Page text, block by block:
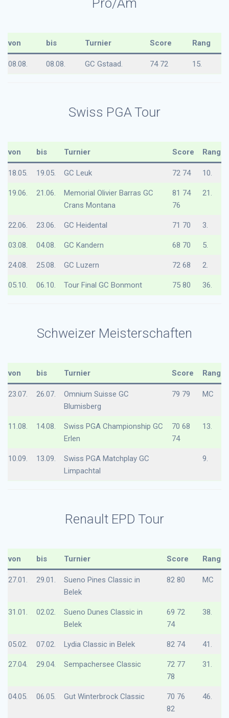
von bis Turnier Score Rang
08.08. 08.08. GC Gstaad. 74 72 15.
Swiss PGA Tour
von bis Turnier Score Rang
18.05. 19.05. GC Leuk 72 74 10.
19.06. 21.06.
Memorial Olivier Barras GC
Crans Montana
81 74
76
21.
22.06. 23.06. GC Heidental 71 70 3.
03.08. 04.08. GC Kandern 68 70 5.
24.08. 25.08. GC Luzern 72 68 2.
05.10. 06.10. Tour Final GC Bonmont 75 80 36.
Schweizer Meisterschaften
von bis Turnier Score Rang
23.07. 26.07.
Omnium Suisse GC
Blumisberg
79 79 MC
11.08. 14.08.
Swiss PGA Championship GC
Erlen
70 68
74
13.
10.09. 13.09.
Swiss PGA Matchplay GC
Limpachtal
9.
Renault EPD Tour
von bis Turnier Score Rang
27.01. 29.01.
Sueno Pines Classic in
Belek
82 80 MC
31.01. 02.02.
Sueno Dunes Classic in
Belek
69 72
74
38.
05.02. 07.02. Lydia Classic in Belek 82 74 41.
27.04. 29.04. Sempachersee Classic
72 77
78
31.
04.05. 06.05. Gut Winterbrock Classic
70 76
82
46.